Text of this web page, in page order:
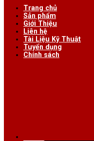
Trang chủ
Sản phẩm
Giới Thiệu
Liên hệ
Tài Liệu Kỹ Thuật
Tuyển dụng
Chính sách